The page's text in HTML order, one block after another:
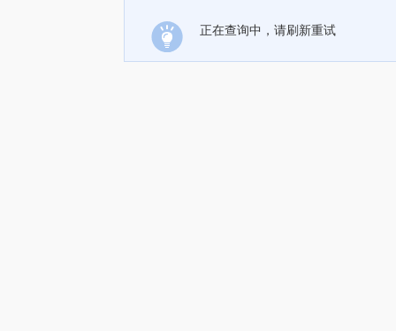
正在查询中，请刷新重试